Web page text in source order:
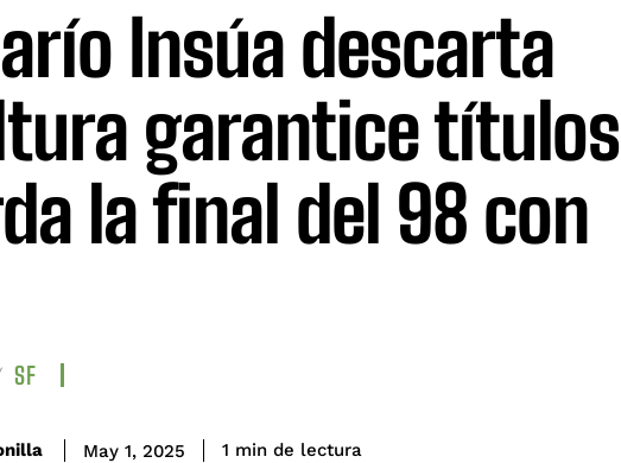
Insúa descarta
garantice títulos
la final del 98 con
SF
May 1, 2025 1 min de lectura